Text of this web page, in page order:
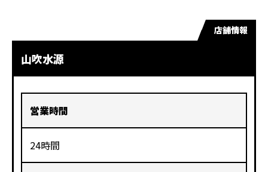
店舗情報
山吹水源
営業時間
24時間